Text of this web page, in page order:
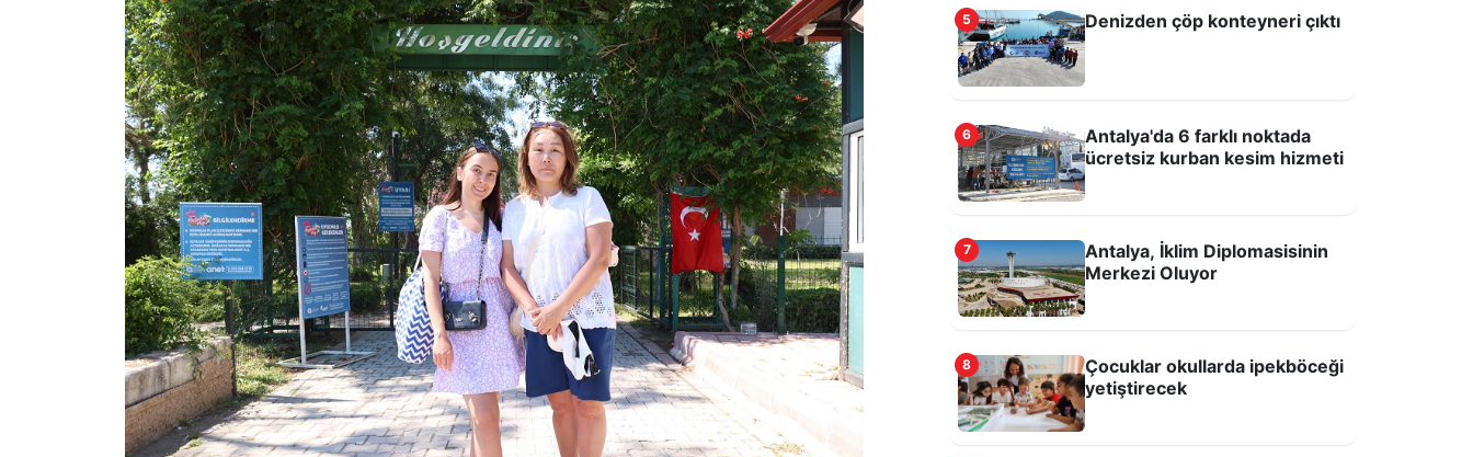
Aslan Burcunda Güneş Tutulması
Muratpaşa’dan Türk dünyasına kardeş
şehir adımı
5 Denizden çöp konteyneri çıktı
6
Antalya'da 6 farklı noktada
ücretsiz kurban kesim hizmeti
7
Antalya, İklim Diplomasisinin
Merkezi Oluyor
8
Çocuklar okullarda ipekböceği
yetiştirecek